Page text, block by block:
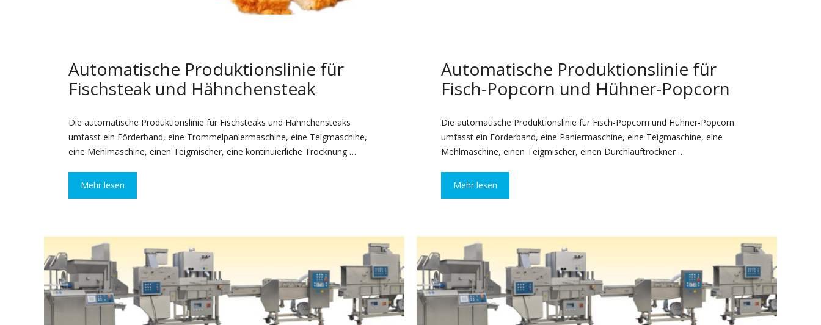
Automatische Produktionslinie für
Fischsteak und Hähnchensteak
Die automatische Produktionslinie für Fischsteaks und Hähnchensteaks
umfasst ein Förderband, eine Trommelpaniermaschine, eine Teigmaschine,
eine Mehlmaschine, einen Teigmischer, eine kontinuierliche Trocknung …
Mehr lesen
Automatische Produktionslinie für
Fisch-Popcorn und Hühner-Popcorn
Die automatische Produktionslinie für Fisch-Popcorn und Hühner-Popcorn
umfasst ein Förderband, eine Paniermaschine, eine Teigmaschine, eine
Mehlmaschine, einen Teigmischer, einen Durchlauftrockner …
Mehr lesen